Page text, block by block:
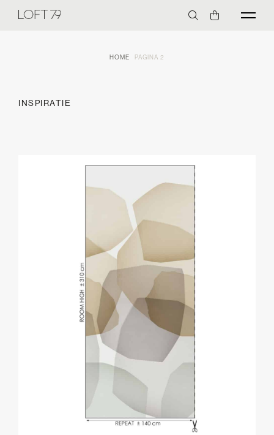
HOME PAGINA 2
INSPIRATIE